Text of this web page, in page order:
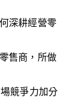
深耕經營零
售商，所做
競爭力加分